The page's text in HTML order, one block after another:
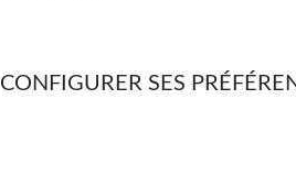
CONFIGURER SES